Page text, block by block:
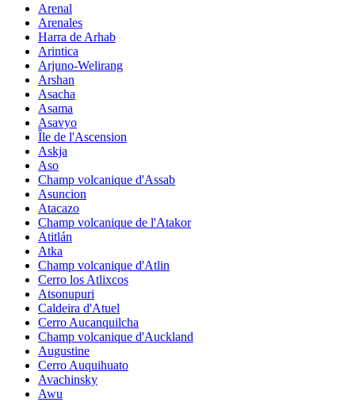
Arenal
Arenales
Harra de Arhab
Arintica
Arjuno-Welirang
Arshan
Asacha
Asama
Asavyo
Île de l'Ascension
Askja
Aso
Champ volcanique d'Assab
Asuncion
Atacazo
Champ volcanique de l'Atakor
Atitlán
Atka
Champ volcanique d'Atlin
Cerro los Atlixcos
Atsonupuri
Caldeira d'Atuel
Cerro Aucanquilcha
Champ volcanique d'Auckland
Augustine
Cerro Auquihuato
Avachinsky
Awu